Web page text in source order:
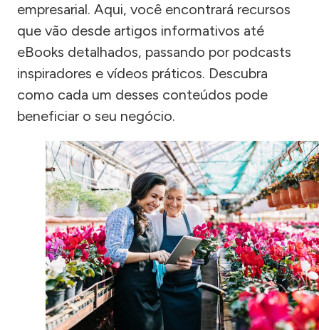
empresarial. Aqui, você encontrará recursos
que vão desde artigos informativos até
eBooks detalhados, passando por podcasts
inspiradores e vídeos práticos. Descubra
como cada um desses conteúdos pode
beneficiar o seu negócio.